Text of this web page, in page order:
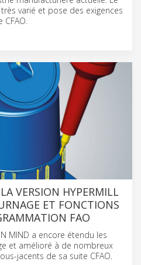
varié et pose des exigences
CFAO.
VERSION HYPERMILL
ET FONCTIONS
FAO
MIND a encore étendu les
et amélioré à de nombreux
jacents de sa suite CFAO.